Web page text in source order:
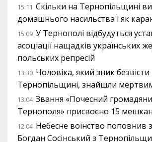
15:11 Скільки на Тернопільщині
домашнього насильства і як
15:09 У Тернополі відбудуться
асоціації нащадків українських
польських репресій
13:30 Чоловіка, який зник безвісти
Тернопільщині, знайшли
13:04 Звання «Почесний
Тернополя» присвоєно 15
12:04 Небесне воїнство поповнив
Богдан Сосінський з